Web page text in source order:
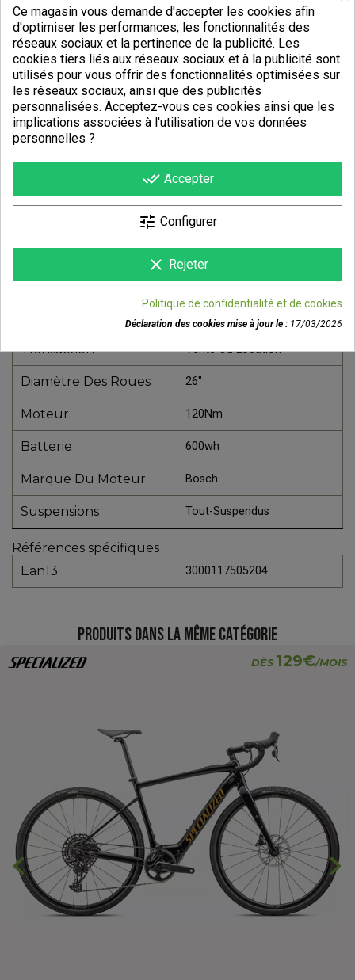
Fiche technique
Aluminium
Pratique Chemin
Type De Freins Disques
MUGA
Transaction Vente Ou Location
Diamètre Des Roues 26"
Moteur 120Nm
Batterie 600wh
Marque Du Moteur Bosch
Suspensions Tout-Suspendus
Références spécifiques
Ean13
3000117505204
PRODUITS DANS LA MÊME CATÉGORIE
DÈS 129€/MOIS
chevron_backward chevron_forward
Ce magasin vous demande d'accepter les cookies afin
d'optimiser les performances, les fonctionnalités des
réseaux sociaux et la pertinence de la publicité. Les
cookies tiers liés aux réseaux sociaux et à la publicité sont
utilisés pour vous offrir des fonctionnalités optimisées sur
les réseaux sociaux, ainsi que des publicités
personnalisées. Acceptez-vous ces cookies ainsi que les
implications associées à l'utilisation de vos données
personnelles ?
done_all Accepter
tune Configurer
clear Rejeter
Politique de confidentialité et de cookies
Déclaration des cookies mise à jour le : 17/03/2026